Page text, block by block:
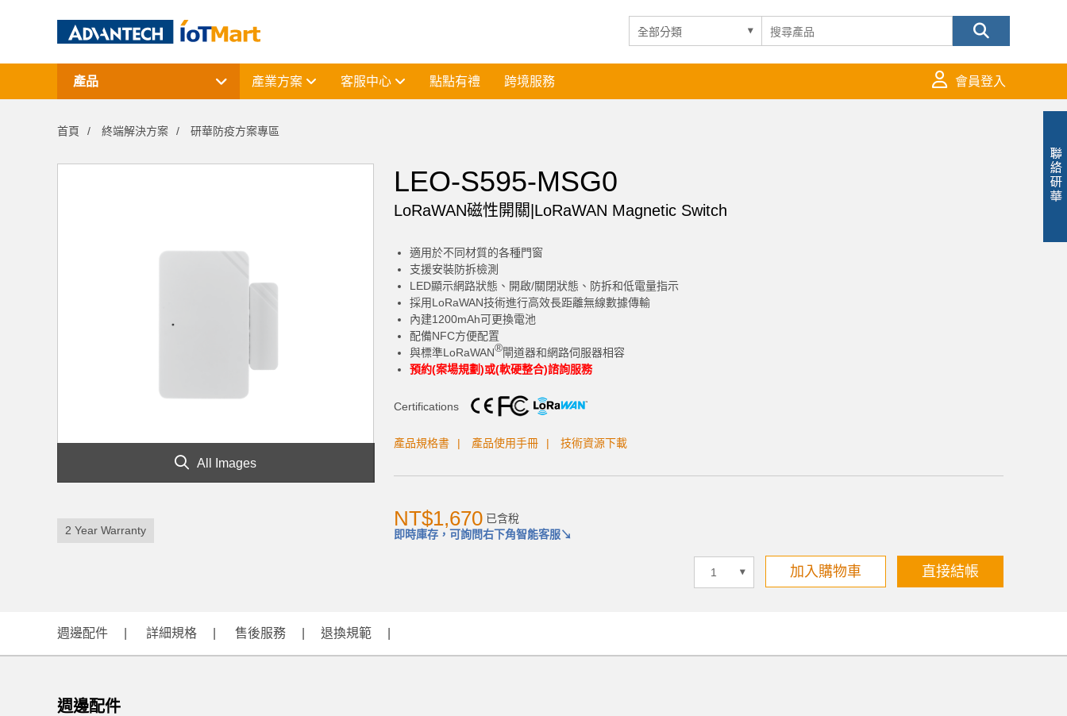
產品 產業方案 客服中心 點點有禮 跨境服務 會員登入
電腦平台
周邊應用組件
首頁 終端解決方案 研華防疫方案專區
All Images
2 Year Warranty
LEO-S595-MSG0
LoRaWAN磁性開關|LoRaWAN Magnetic Switch
適用於不同材質的各種門窗
支援安裝防拆檢測
LED顯示網路狀態、開啟/關閉狀態、防拆和低電量指示
採用LoRaWAN技術進行高效長距離無線數據傳輸
內建1200mAh可更換電池
配備NFC方便配置
與標準LoRaWAN®閘道器和網路伺服器相容
預約(案場規劃)或(軟硬整合)諮詢服務
Certifications
產品規格書 產品使用手冊 技術資源下載
NT$1,670 已含稅
即時庫存，可詢問右下角智能客服↘
加入購物車 直接結帳
週邊配件 詳細規格 售後服務 退換規範
週邊配件